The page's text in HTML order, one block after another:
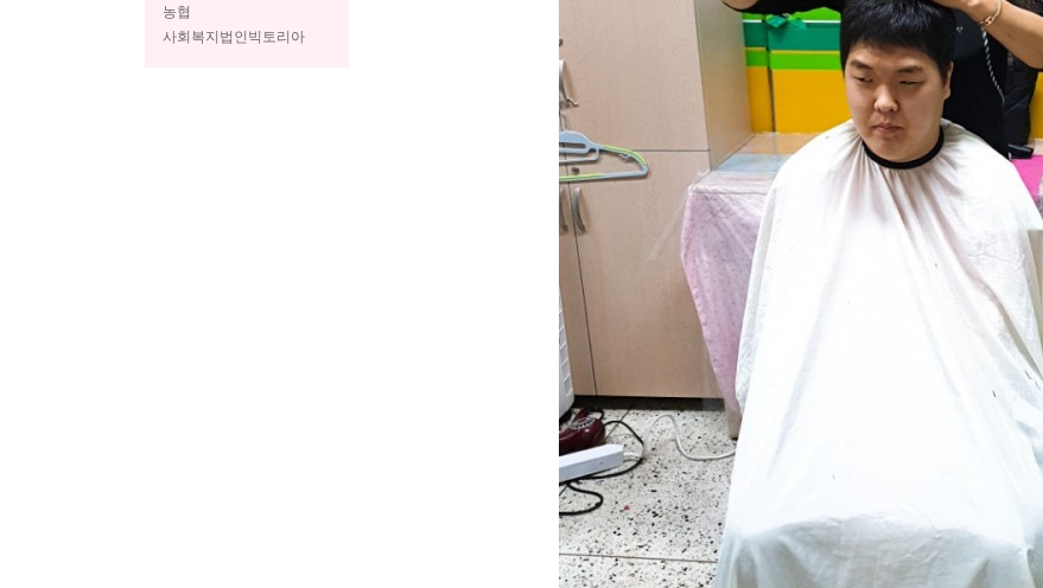
농협
사회복지법인빅토리아